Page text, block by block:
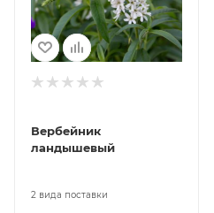
Вербейник
ландышевый
2 вида поставки